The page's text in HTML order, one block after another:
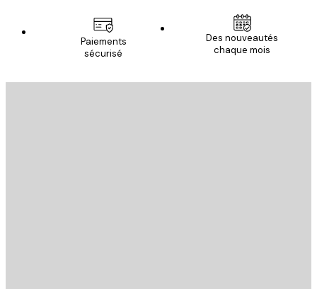
S'INSCRIRE
Paiements
sécurisé
Des nouveautés
chaque mois